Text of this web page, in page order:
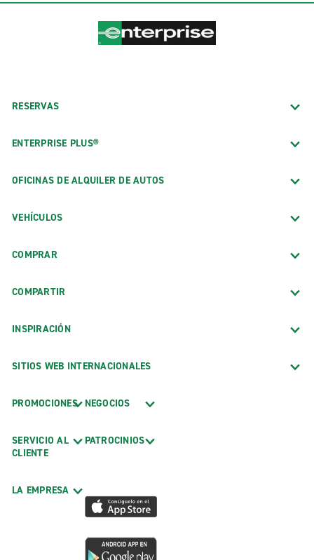
RESERVAS
ENTERPRISE PLUS®
OFICINAS DE ALQUILER DE AUTOS
VEHÍCULOS
COMPRAR
COMPARTIR
INSPIRACIÓN
SITIOS WEB INTERNACIONALES
PROMOCIONES
SERVICIO AL
CLIENTE
LA EMPRESA
NEGOCIOS
PATROCINIOS